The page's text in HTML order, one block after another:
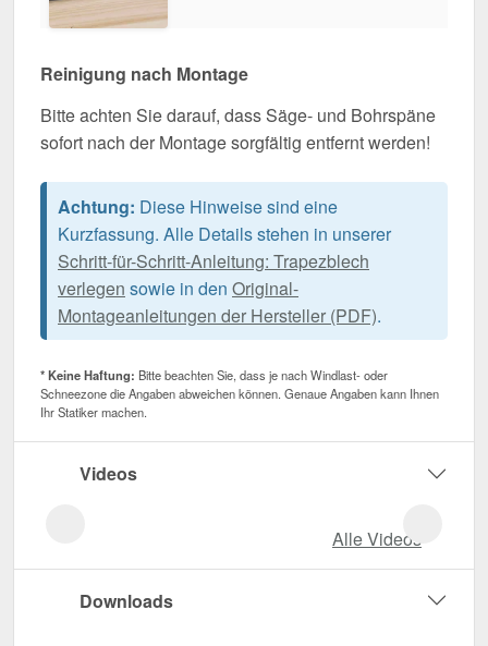
Reinigung nach Montage
Bitte achten Sie darauf, dass Säge- und Bohrspäne
sofort nach der Montage sorgfältig entfernt werden!
Achtung: Diese Hinweise sind eine
Kurzfassung. Alle Details stehen in unserer
Schritt-für-Schritt-Anleitung: Trapezblech
verlegen sowie in den Original-
Montageanleitungen der Hersteller (PDF).
* Keine Haftung: Bitte beachten Sie, dass je nach Windlast- oder
Schneezone die Angaben abweichen können. Genaue Angaben kann Ihnen
Ihr Statiker machen.
Videos
Alle Videos
Downloads